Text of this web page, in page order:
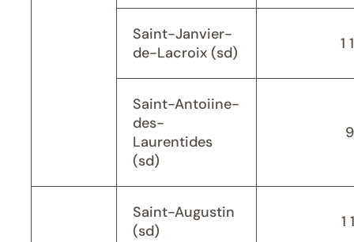
Saint-Janvier-
de-Lacroix (sd)
1
Saint-Antoiine-
des-
Laurentides
(sd)
Saint-Augustin
(sd)
1